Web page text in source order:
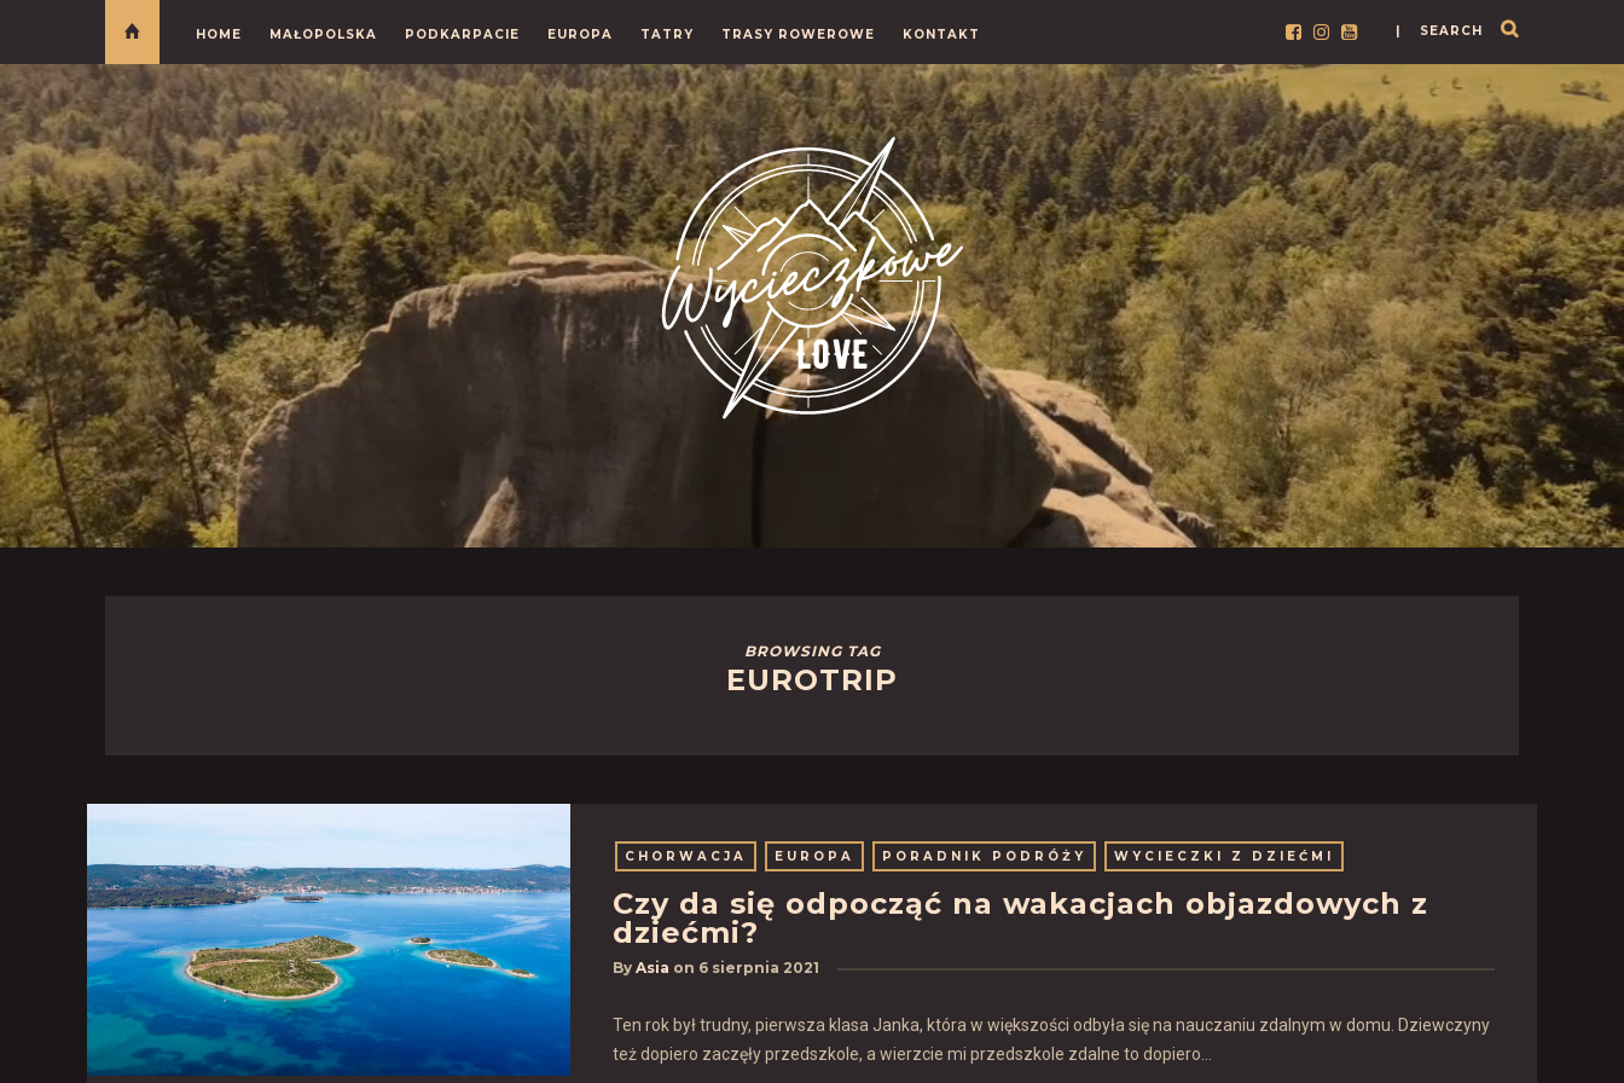
| SEARCH
HOME MAŁOPOLSKA PODKARPACIE EUROPA TATRY TRASY ROWEROWE KONTAKT
BROWSING TAG
EUROTRIP
CHORWACJA EUROPA PORADNIK PODRÓŻY WYCIECZKI Z DZIEĆMI
Czy da się odpocząć na wakacjach objazdowych z
dziećmi?
By Asia on 6 sierpnia 2021
Ten rok był trudny, pierwsza klasa Janka, która w większości odbyła się na nauczaniu zdalnym w domu. Dziewczyny
też dopiero zaczęły przedszkole, a wierzcie mi przedszkole zdalne to dopiero…